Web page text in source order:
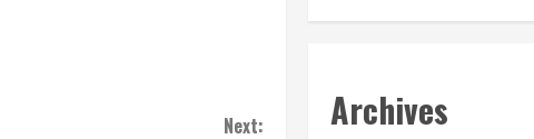
Next:
Archives